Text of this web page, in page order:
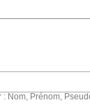
Nom, Prénom,